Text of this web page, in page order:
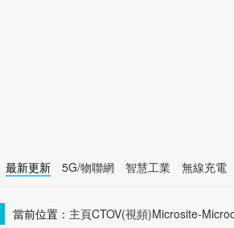
最新更新 5G/物聯網 智慧工業 無線充電
當前位置： 主頁CTOV(視頻)Microsite-